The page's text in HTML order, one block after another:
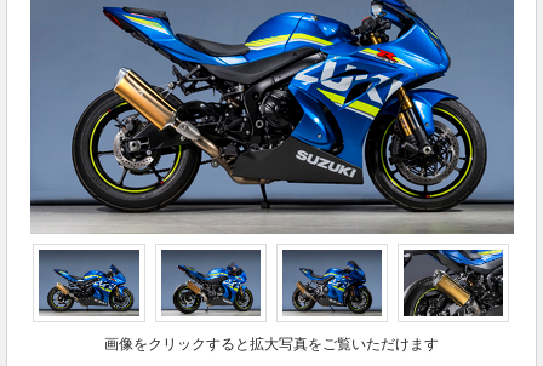
画像をクリックすると拡大写真をご覧いただけます